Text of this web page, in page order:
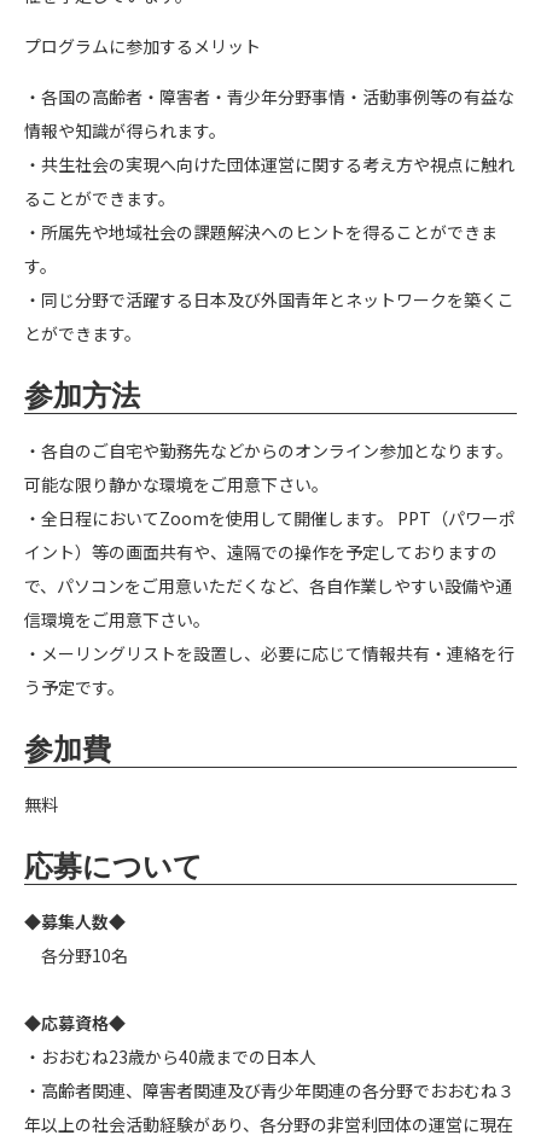
プログラムに参加するメリット
・各国の高齢者・障害者・青少年分野事情・活動事例等の有益な
情報や知識が得られます。
・共生社会の実現へ向けた団体運営に関する考え方や視点に触れ
ることができます。
・所属先や地域社会の課題解決へのヒントを得ることができま
す。
・同じ分野で活躍する日本及び外国青年とネットワークを築くこ
とができます。
参加方法
・各自のご自宅や勤務先などからのオンライン参加となります。
可能な限り静かな環境をご用意下さい。
・全日程においてZoomを使用して開催します。 PPT（パワーポ
イント）等の画面共有や、遠隔での操作を予定しておりますの
で、パソコンをご用意いただくなど、各自作業しやすい設備や通
信環境をご用意下さい。
・メーリングリストを設置し、必要に応じて情報共有・連絡を行
う予定です。
参加費
無料
応募について
◆募集人数◆
各分野10名
◆応募資格◆
・おおむね23歳から40歳までの日本人
・高齢者関連、障害者関連及び青少年関連の各分野でおおむね３
年以上の社会活動経験があり、各分野の非営利団体の運営に現在